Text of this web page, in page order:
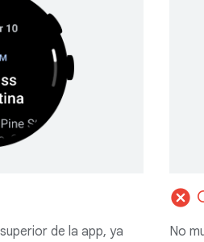
de la app, ya
cancel
No